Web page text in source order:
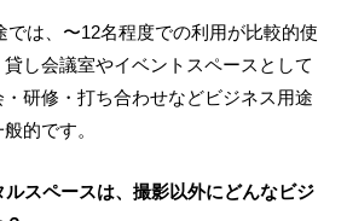
では、〜12名程度での利用が比較的使
し会議室やイベントスペースとして
研修・打ち合わせなどビジネス用途
的です。
スペースは、撮影以外にどんなビジ